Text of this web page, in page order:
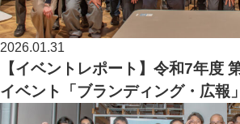
2026.01.31
【イベントレポート】令和7年度
イベント「ブランディング・広報」